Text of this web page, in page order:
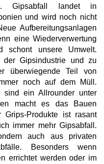
Gipsabfall landet in
und wird noch nicht
Aufbereitungsanlagen
eine Wiederverwertung
schont unsere Umwelt.
Gipsindustrie und zu
überwiegende Teil von
noch auf dem Müll.
sind ein Allrounder unter
macht es das Bauen
Grips-Produkte ist rasant
immer mehr Gipsabfall.
auch aus privaten
Besonders wenn
errichtet werden oder im